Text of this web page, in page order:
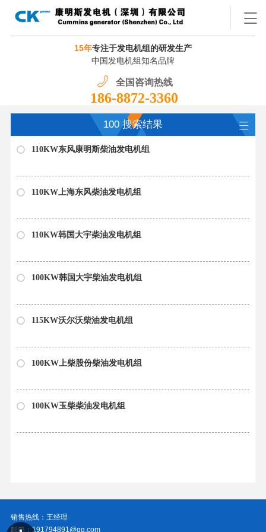
15年专注于发电机组的研发生产
中国发电机组知名品牌
全国咨询热线
186-8872-3360
100 搜索结果
110KW东风康明斯柴油发电机组
110KW上海东风柴油发电机组
110KW韩国大宇柴油发电机组
100KW韩国大宇柴油发电机组
115KW沃尔沃柴油发电机组
100KW上柴股份柴油发电机组
100KW玉柴柴油发电机组
销售热线：王经理
邮箱：191794891@qq.com